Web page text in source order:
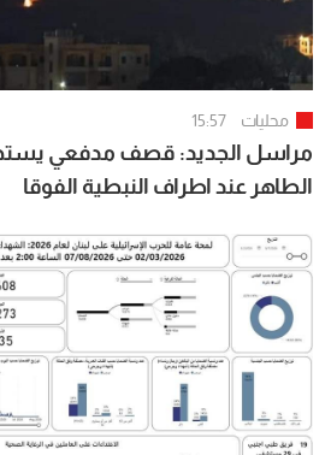
محليات 15:57
مراسل الجديد: قصف مدفعي
الطاهر عند اطراف النبطية الفوقا